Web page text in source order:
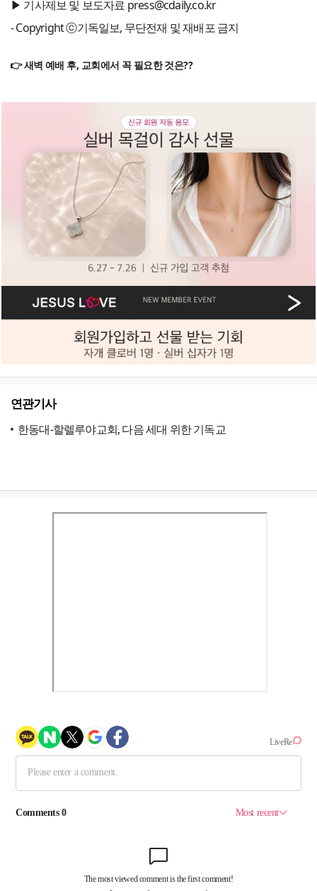
▶ 기사제보 및 보도자료 press@cdaily.co.kr
- Copyright ⓒ기독일보, 무단전재 및 재배포 금지
👉 새벽 예배 후, 교회에서 꼭 필요한 것은??
연관기사
한동대-할렐루야교회, 다음 세대 위한 기독교